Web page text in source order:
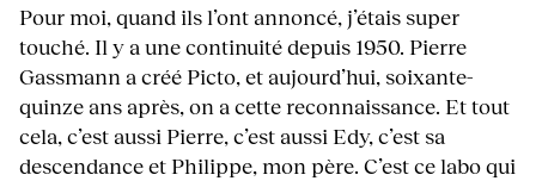
Pour moi, quand ils l’ont annoncé, j’étais super
touché. Il y a une continuité depuis 1950. Pierre
Gassmann a créé Picto, et aujourd’hui, soixante-
quinze ans après, on a cette reconnaissance. Et tout
cela, c’est aussi Pierre, c’est aussi Edy, c’est sa
descendance et Philippe, mon père. C’est ce labo qui